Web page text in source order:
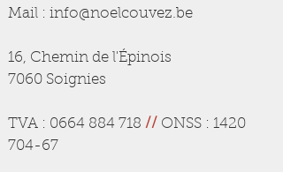
Mail : info@noelcouvez.be
16, Chemin de l'Épinois
7060 Soignies
TVA : 0664 884 718 // ONSS : 1420
704-67